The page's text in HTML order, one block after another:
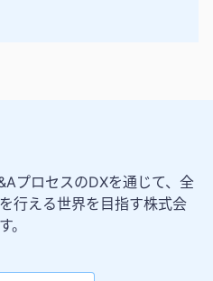
プロセスのDXを通じて、全
行える世界を目指す株式会
。